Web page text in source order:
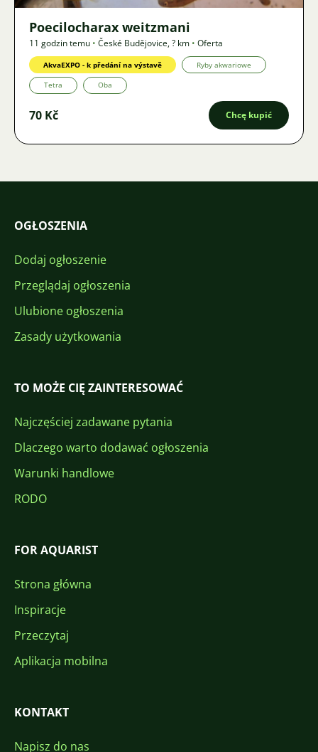
Poecilocharax weitzmani
11 godzin temu • České Budějovice,? km • Oferta
AkvaEXPO - k předání na výstavě Ryby akwariowe
Tetra Oba
70 Kč Chcę kupić
OGŁOSZENIA
Dodaj ogłoszenie
Przeglądaj ogłoszenia
Ulubione ogłoszenia
Zasady użytkowania
TO MOŻE CIĘ ZAINTERESOWAĆ
Najczęściej zadawane pytania
Dlaczego warto dodawać ogłoszenia
Warunki handlowe
RODO
FOR AQUARIST
Strona główna
Inspiracje
Przeczytaj
Aplikacja mobilna
KONTAKT
Napisz do nas